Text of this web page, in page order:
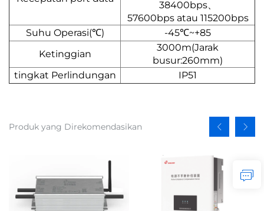
38400bps、
57600bps atau 115200bps
Suhu Operasi(℃)
-45℃~+85
Ketinggian
3000m(Jarak
busur:260mm)
tingkat Perlindungan
IP51
Produk yang Direkomendasikan